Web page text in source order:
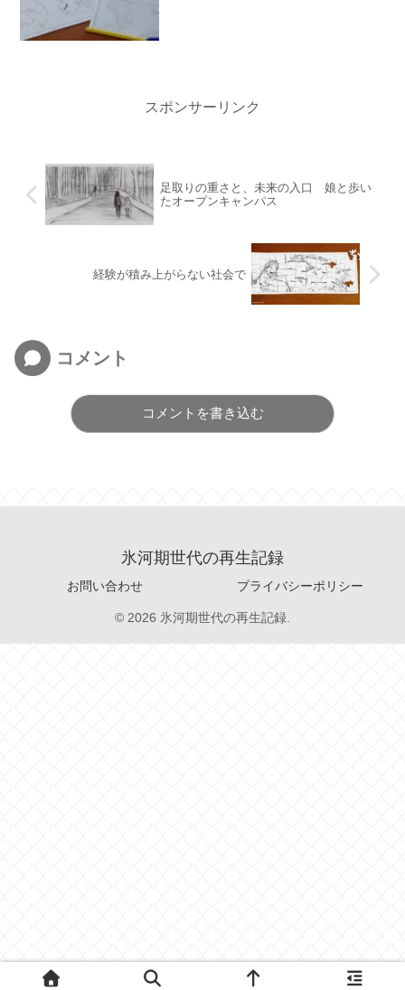
スポンサーリンク
足取りの重さと、未来の入口 娘と歩い
たオープンキャンパス
経験が積み上がらない社会で
コメント
コメントを書き込む
氷河期世代の再生記録
お問い合わせ プライバシーポリシー
© 2026 氷河期世代の再生記録.